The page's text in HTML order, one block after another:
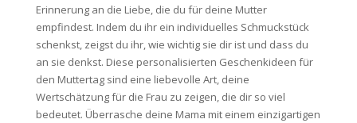
Erinnerung an die Liebe, die du für deine Mutter
empfindest. Indem du ihr ein individuelles Schmuckstück
schenkst, zeigst du ihr, wie wichtig sie dir ist und dass du
an sie denkst. Diese personalisierten Geschenkideen für
den Muttertag sind eine liebevolle Art, deine
Wertschätzung für die Frau zu zeigen, die dir so viel
bedeutet. Überrasche deine Mama mit einem einzigartigen